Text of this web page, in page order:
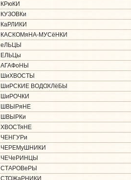
КРюКИ
КУЗОВКи
КаРЛИКИ
КАСКОМяНА-МУСёНКИ
еЛЬЦЫ
ЕЛЬЦы
АГАФоНЫ
ШиХВОСТЫ
ШиРСКИЕ ВОДОХЛёБЫ
ШиРОЧКИ
ШВЫРяНЕ
ШВЫРКи
ХВОСТяНЕ
ЧЕНГУРи
ЧЕРЕМуШНИКИ
ЧЕЧеРИНЦЫ
СТАРОВеРЫ
СТОЖаРНИКИ